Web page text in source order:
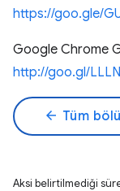
https://goo.gle/
Google Chrome
http://goo.gl/
arrow_back Tüm
Aksi belirtilmediği